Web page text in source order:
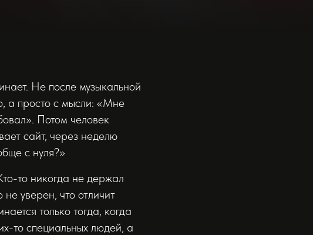
Не после музыкальной
а просто с мысли: «Мне
Потом человек
сайт, через неделю
с нуля?»
то никогда не держал
не уверен, что отличит
только тогда, когда
то специальных людей, а